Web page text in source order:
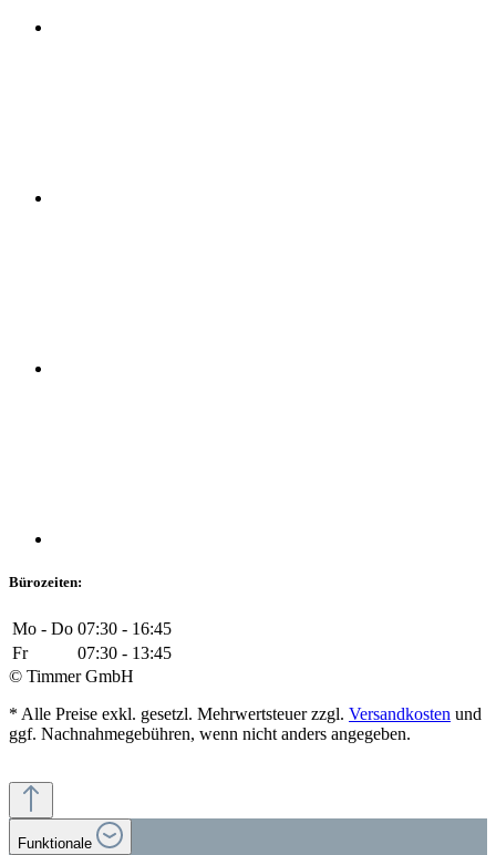
Bürozeiten:
Mo - Do 07:30 - 16:45
Fr
07:30 - 13:45
© Timmer GmbH
* Alle Preise exkl. gesetzl. Mehrwertsteuer zzgl. Versandkosten und
ggf. Nachnahmegebühren, wenn nicht anders angegeben.
Funktionale